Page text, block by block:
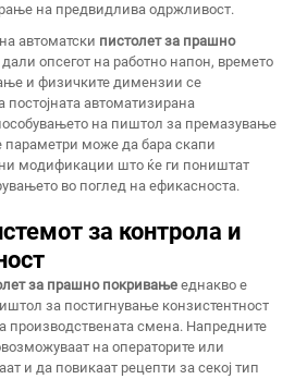
на предвидлива одржливост.
автоматски пистолет за прашно
дали опсегот на работно напон, времето
и физичките димензии се
автоматизирана
на пиштол за премазување
параметри може да бара скапи
модификации што ќе ги поништат
во поглед на ефикасноста.
за контрола и
за прашно покривање еднакво е
за постигнување конзистентност
производствената смена. Напредните
на операторите или
и да повикаат рецепти за секој тип